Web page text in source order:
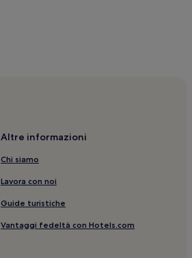
Altre informazioni
Chi siamo
Lavora con noi
Guide turistiche
Vantaggi fedeltà con Hotels.com